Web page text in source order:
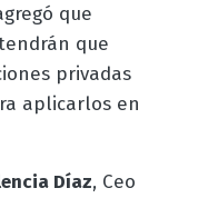
que
que
privadas
aplicarlos en
Díaz, Ceo